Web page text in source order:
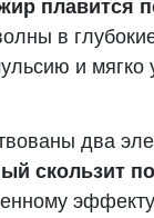
плавится
в
и мягко
два
скользит